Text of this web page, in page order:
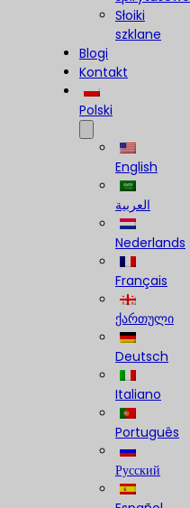
Słoiki
szklane
Blogi
Kontakt
Polski
English
العربية
Nederlands
Français
ქართული
Deutsch
Italiano
Português
Русский